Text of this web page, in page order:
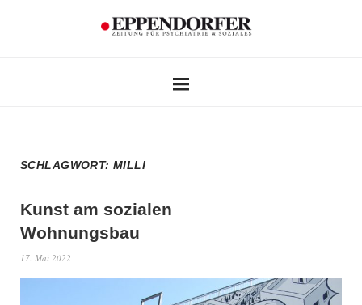
SCHLAGWORT:MILLI
Kunst am sozialen
Wohnungsbau
17. Mai 2022